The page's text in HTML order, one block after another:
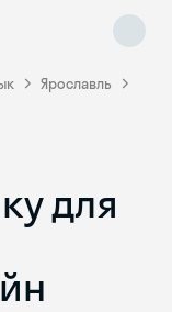
Ярославль
для